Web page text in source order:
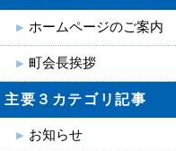
ホームページのご案内
町会長挨拶
主要３カテゴリ記事
お知らせ